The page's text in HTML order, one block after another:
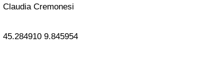
Claudia Cremonesi
45.284910 9.845954